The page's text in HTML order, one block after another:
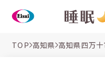
TOP 高知県 高知県四万十